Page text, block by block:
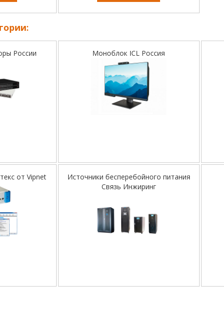
России Моноблок ICL Россия
от Vipnet
Источники бесперебойного питания
Связь Инжиринг